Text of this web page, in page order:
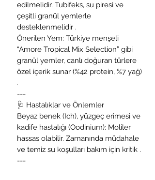
edilmelidir. Tubifeks, su piresi ve
çeşitli granül yemlerle
desteklenmelidir .
Önerilen Yem: Türkiye menşeli
“Amore Tropical Mix Selection” gibi
granül yemler, canlı doğuran türlere
özel içerik sunar (%42 protein, %7 yağ)
.
---
🩺 Hastalıklar ve Önlemler
Beyaz benek (Ich), yüzgeç erimesi ve
kadife hastalığı (Oodinium): Moliler
hassas olabilir. Zamanında müdahale
ve temiz su koşulları bakım için kritik .
---